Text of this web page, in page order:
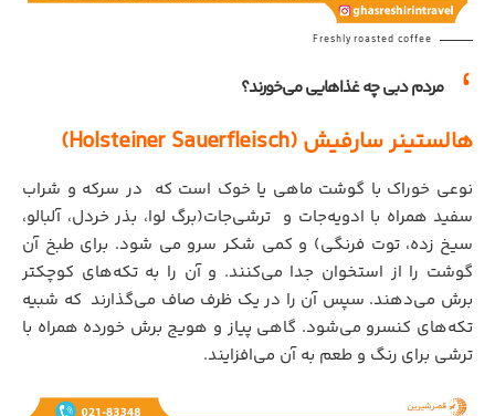
Freshly roasted coffee
مردم دبی چه غذاهایی می‌خورند؟
هالستینر سارفیش (Holsteiner Sauerfleisch)
نوعی خوراک با گوشت ماهی یا خوک است که در سرکه و شراب
سفید همراه با ادویه‌جات و ترشی‌جات(برگ لوا، بذر خردل، آلبالو،
سیخ زده، توت فرنگی) و کمی شکر سرو می شود. برای طبخ آن
گوشت را از استخوان جدا می‌کنند. و آن را به تکه‌های کوچکتر
برش می‌دهند. سپس آن را در یک ظرف صاف می‌گذارند. که شبیه
تکه‌های کنسرو می‌شود. گاهی پیاز و هویج برش خورده همراه با
ترشی برای رنگ و طعم به آن می‌افزایند.